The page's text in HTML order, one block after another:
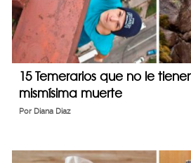
15 Temerarios que no le
mismísima muerte
Por Diana Diaz